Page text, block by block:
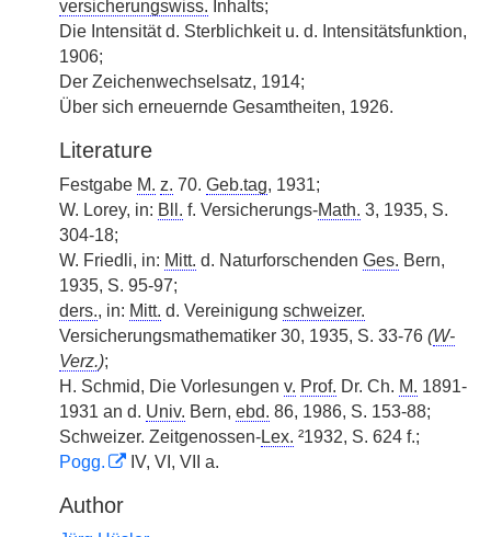
versicherungswiss. Inhalts;
Die Intensität d. Sterblichkeit u. d. Intensitätsfunktion,
1906;
Der Zeichenwechselsatz, 1914;
Über sich erneuernde Gesamtheiten, 1926.
Literature
Festgabe M. z. 70. Geb.tag, 1931;
W. Lorey, in: Bll. f. Versicherungs-Math. 3, 1935, S.
304-18;
W. Friedli, in: Mitt. d. Naturforschenden Ges. Bern,
1935, S. 95-97;
ders., in: Mitt. d. Vereinigung schweizer.
Versicherungsmathematiker 30, 1935, S. 33-76 (W-
Verz.);
H. Schmid, Die Vorlesungen v. Prof. Dr. Ch. M. 1891-
1931 an d. Univ. Bern, ebd. 86, 1986, S. 153-88;
Schweizer. Zeitgenossen-Lex. ²1932, S. 624 f.;
Pogg.
IV, VI, VII a.
Author